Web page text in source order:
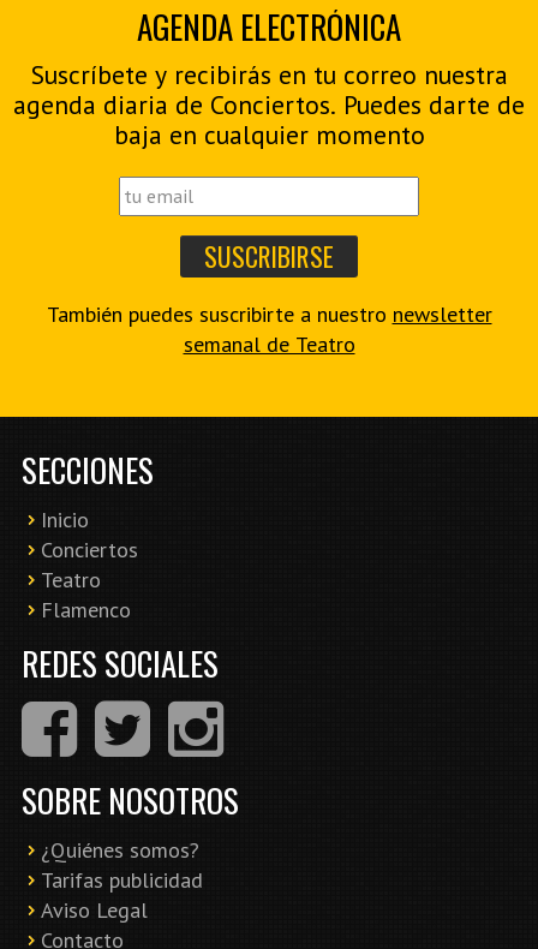
AGENDA ELECTRÓNICA
Suscríbete y recibirás en tu correo nuestra
agenda diaria de Conciertos. Puedes darte de
baja en cualquier momento
También puedes suscribirte a nuestro newsletter
semanal de Teatro
SECCIONES
Inicio
Conciertos
Teatro
Flamenco
REDES SOCIALES
SOBRE NOSOTROS
¿Quiénes somos?
Tarifas publicidad
Aviso Legal
Contacto